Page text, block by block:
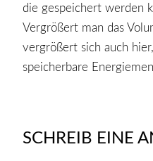
die gespeichert werden
Vergrößert man das
vergrößert sich auch
speicherbare
SCHREIB EINE